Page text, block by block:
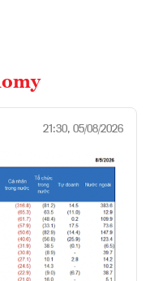
21:30, 05/08/2026